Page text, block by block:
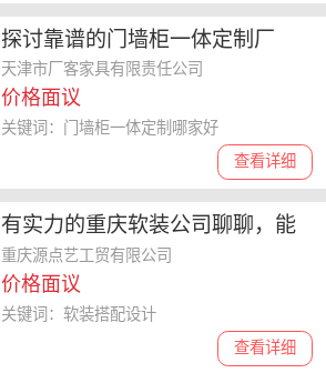
探讨靠谱的门墙柜一体定制厂
家，哪家性价比高值得关注？
天津市厂客家具有限责任公司
价格面议
查看详细
关键词：门墙柜一体定制哪家好
有实力的重庆软装公司聊聊，能
做集约化采购且有万平展厅的企
业分析
重庆源点艺工贸有限公司
价格面议
查看详细
关键词：软装搭配设计